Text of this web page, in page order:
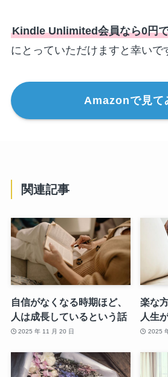
Kindle Unlimited会員なら0円
にとっていただけますと幸いで
Amazonで見て
関連記事
自信がなくなる時期ほど、
人は成長しているという話
2025 年 11 月 20 日
楽な
人生
2025